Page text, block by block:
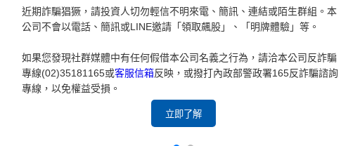
近期詐騙猖獗，請投資人切勿輕信不明來電、簡訊、連結或陌生群組。本
公司不會以電話、簡訊或LINE邀請「領取飆股」、「明牌體驗」等。
如果您發現社群媒體中有任何假借本公司名義之行為，請洽本公司反詐騙
專線(02)35181165或客服信箱反映，或撥打內政部警政署165反詐騙諮詢
專線，以免權益受損。
立即了解
2016年
2015年
2014年